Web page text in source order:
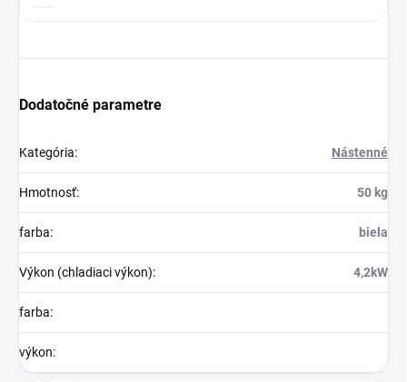
Dodatočné parametre
Kategória: Nástenné
Hmotnosť: 50 kg
farba: biela
Výkon (chladiaci výkon): 4,2kW
farba:
výkon: